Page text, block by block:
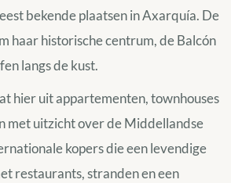
bekende plaatsen in Axarquía. De
haar historische centrum, de Balcón
langs de kust.
hier uit appartementen, townhouses
met uitzicht over de Middellandse
kopers die een levendige
restaurants, stranden en een